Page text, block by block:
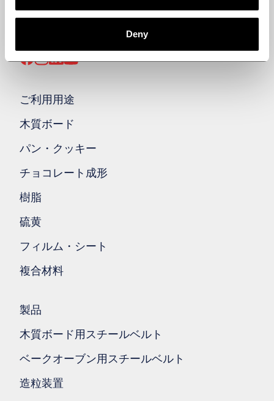
Deny
FOLLOW US ON SOCIAL MEDIA
ご利用用途
木質ボード
パン・クッキー
チョコレート成形
樹脂
硫黄
フィルム・シート
複合材料
製品
木質ボード用スチールベルト
ベークオーブン用スチールベルト
造粒装置
BACK TO